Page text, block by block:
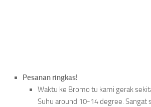
Pesanan ringkas!
Waktu ke Bromo tu kami gerak
Suhu around 10-14 degree. Sangat